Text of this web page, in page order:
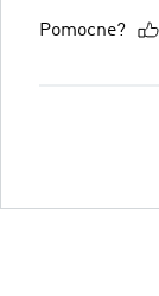
Pomocne?